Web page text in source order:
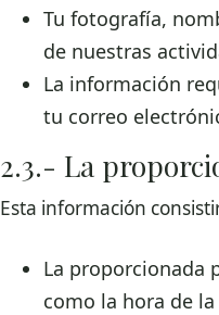
Tu fotografía,
de nuestras
La información
tu correo
2.3.- La
Esta información
La proporcionada
como la hora de